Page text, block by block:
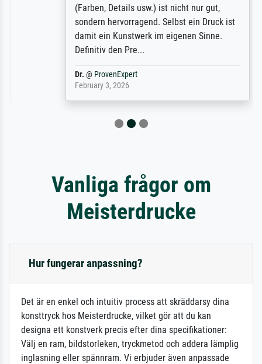
(Farben, Details usw.) ist nicht nur gut,
sondern hervorragend. Selbst ein Druck ist
damit ein Kunstwerk im eigenen Sinne.
Definitiv den Pre...
ProvenExpert
February 3, 2026
Vanliga frågor om
Meisterdrucke
Hur fungerar anpassning?
Det är en enkel och intuitiv process att skräddarsy dina
konsttryck hos Meisterdrucke, vilket gör att du kan
designa ett konstverk precis efter dina specifikationer:
Välj en ram, bildstorleken, tryckmetod och addera lämplig
inglasning eller spännram. Vi erbjuder även anpassade